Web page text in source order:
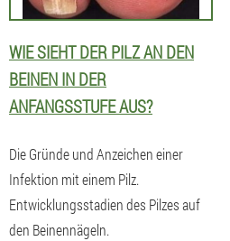
WIE SIEHT DER PILZ AN DEN
BEINEN IN DER
ANFANGSSTUFE AUS?
Die Gründe und Anzeichen einer
Infektion mit einem Pilz.
Entwicklungsstadien des Pilzes auf
den Beinennägeln.